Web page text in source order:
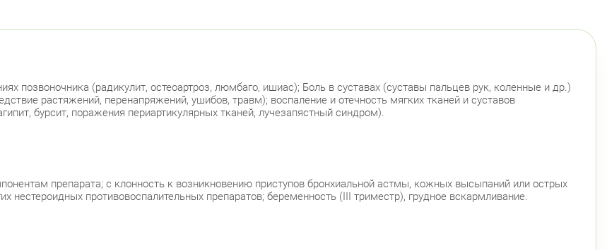
позвоночника (радикулит, остеоартроз, люмбаго, ишиас); Боль в суставах (суставы пальцев рук, коленные и др.)
растяжений, перенапряжений, ушибов, травм); воспаление и отечность мягких тканей и суставов
бурсит, поражения периартикулярных тканей, лучезапястный синдром).
препарата; с клонность к возникновению приступов бронхиальной астмы, кожных высыпаний или острых
нестероидных противовоспалительных препаратов; беременность (III триместр), грудное вскармливание.